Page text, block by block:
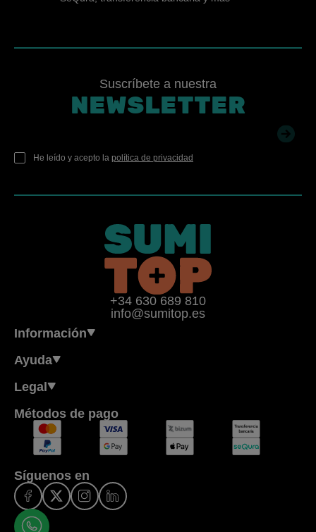
Suscríbete a nuestra
NEWSLETTER
He leído y acepto la política de privacidad
+34 630 689 810
info@sumitop.es
Información
Ayuda
Legal
Métodos de pago
Síguenos en